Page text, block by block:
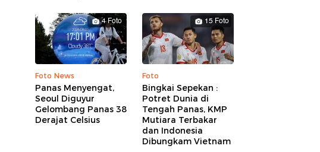
4 Foto
Foto News
Panas Menyengat,
Seoul Diguyur
Gelombang Panas 38
Derajat Celsius
15 Foto
Foto
Bingkai Sepekan :
Potret Dunia di
Tengah Panas, KMP
Mutiara Terbakar
dan Indonesia
Dibungkam Vietnam